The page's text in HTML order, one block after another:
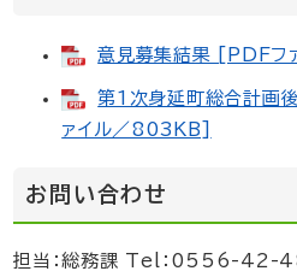
意見募集結果 [PDFフ
第1次身延町総合計画
ァイル／803KB]
お問い合わせ
担当：総務課 Tel：0556-42-